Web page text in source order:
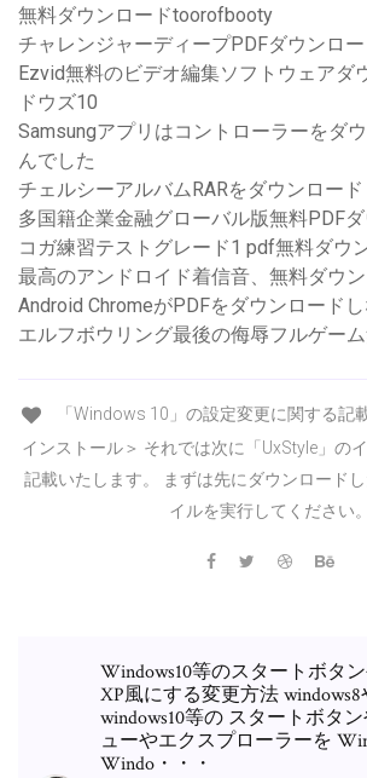
無料ダウンロードtoorofbooty
チャレンジャーディープPDFダウンロー
Ezvid無料のビデオ編集ソフトウェアダ
ドウズ10
Samsungアプリはコントローラーをダ
んでした
チェルシーアルバムRARをダウンロード
多国籍企業金融グローバル版無料PDF
コガ練習テストグレード1 pdf無料ダウ
最高のアンドロイド着信音、無料ダウ
Android ChromeがPDFをダウンロード
エルフボウリング最後の侮辱フルゲー
「Windows 10」の設定変更に関する記
インストール＞ それでは次に「UxStyle」の
記載いたします。 まずは先にダウンロード
イルを実行してください。
Windows10等のスタートボタ
XP風にする変更方法 windows8
windows10等の スタートボタ
ューやエクスプローラーを
Windo・・・